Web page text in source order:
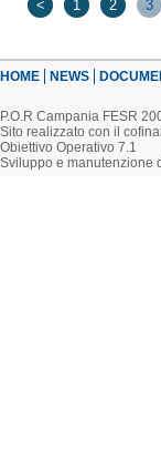
< 1 2 3
HOME NEWS
P.O.R Campania FESR
Sito realizzato con il
Obiettivo Operativo 7.1
Sviluppo e manutenzione